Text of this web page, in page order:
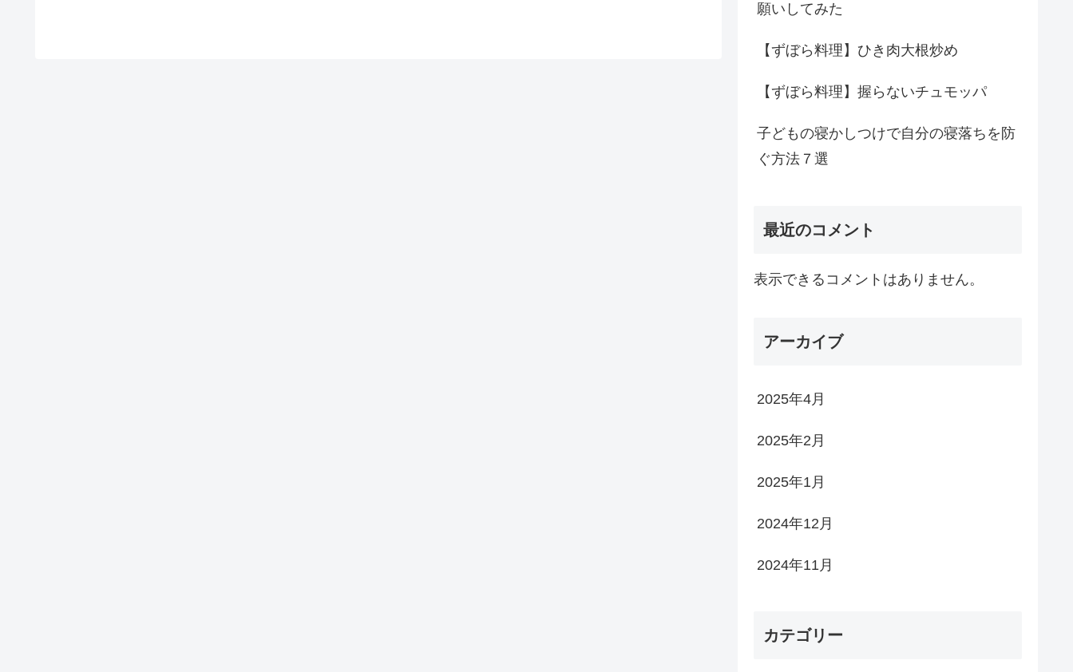
願いしてみた
【ずぼら料理】ひき肉大根炒め
【ずぼら料理】握らないチュモッパ
子どもの寝かしつけで自分の寝落ちを防
ぐ方法７選
最近のコメント
表示できるコメントはありません。
アーカイブ
2025年4月
2025年2月
2025年1月
2024年12月
2024年11月
カテゴリー